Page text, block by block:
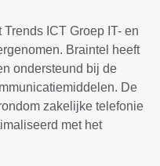
ICT Groep IT- en
Braintel heeft
ondersteund bij de
De
zakelijke telefonie
met het